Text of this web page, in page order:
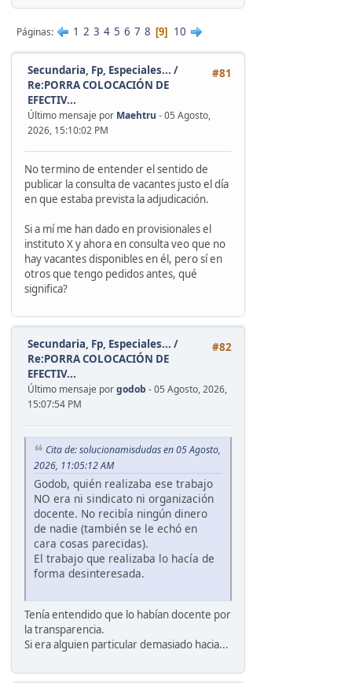
Páginas 1 2 3 4 5 6 7 8 9 10
#81
Secundaria, Fp, Especiales... /
Re:PORRA COLOCACIÓN DE
EFECTIV...
Último mensaje por Maehtru - 05 Agosto,
2026, 15:10:02 PM
No termino de entender el sentido de
publicar la consulta de vacantes justo el día
en que estaba prevista la adjudicación.
Si a mí me han dado en provisionales el
instituto X y ahora en consulta veo que no
hay vacantes disponibles en él, pero sí en
otros que tengo pedidos antes, qué
significa?
#82
Secundaria, Fp, Especiales... /
Re:PORRA COLOCACIÓN DE
EFECTIV...
Último mensaje porgodob - 05 Agosto, 2026,
15:07:54 PM
Cita de: solucionamisdudas en 05 Agosto,
2026, 11:05:12 AM
Godob, quién realizaba ese trabajo
NO era ni sindicato ni organización
docente. No recibía ningún dinero
de nadie (también se le echó en
cara cosas parecidas).
El trabajo que realizaba lo hacía de
forma desinteresada.
Tenía entendido que lo habían docente por
la transparencia.
Si era alguien particular demasiado hacia...